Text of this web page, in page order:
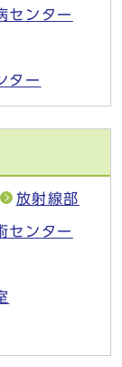
センター
ター
放射線部
センター